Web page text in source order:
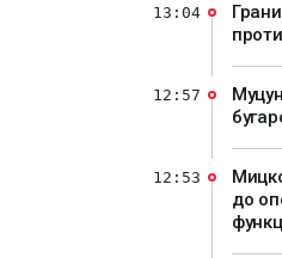
13:04
12:57
до
12:53